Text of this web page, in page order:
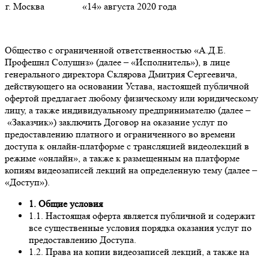
г. Москва «14» августа 2020 года
Общество с ограниченной ответственностью «А.Д.Е.
Профешнл Солушнз» (далее – «Исполнитель»), в лице
генерального директора Склярова Дмитрия Сергеевича,
действующего на основании Устава, настоящей публичной
офертой предлагает любому физическому или юридическому
лицу, а также индивидуальному предпринимателю (далее –
«Заказчик») заключить Договор на оказание услуг по
предоставлению платного и ограниченного во времени
доступа к онлайн-платформе с трансляцией видеолекций в
режиме «онлайн», а также к размещенным на платформе
копиям видеозаписей лекций на определенную тему (далее –
«Доступ»).
1. Общие условия
1.1. Настоящая оферта является публичной и содержит
все существенные условия порядка оказания услуг по
предоставлению Доступа.
1.2. Права на копии видеозаписей лекций, а также на